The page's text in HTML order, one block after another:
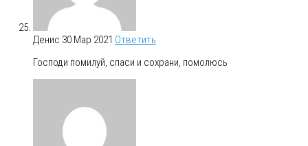
Денис 30 Мар 2021 Ответить
Господи помилуй, спаси и сохрани, помолюсь